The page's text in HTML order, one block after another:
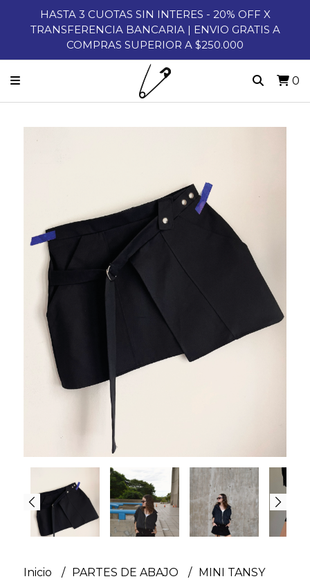
HASTA 3 CUOTAS SIN INTERES - 20% OFF X
TRANSFERENCIA BANCARIA | ENVIO GRATIS A
COMPRAS SUPERIOR A $250.000
0
Inicio PARTES DE ABAJO MINI TANSY